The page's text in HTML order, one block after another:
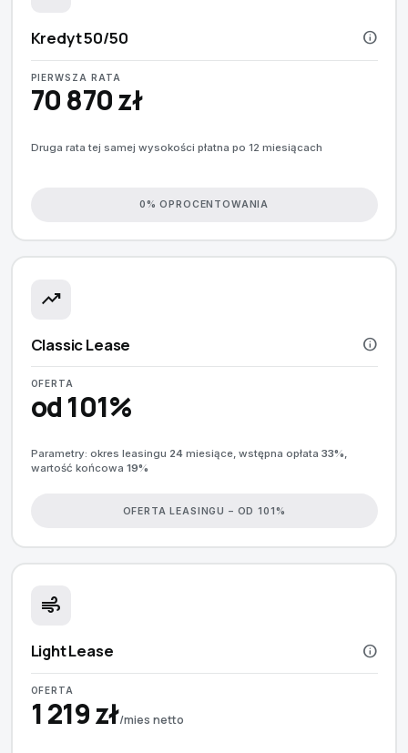
Kredyt 50/50 info
PIERWSZA RATA
70 870 zł
Druga rata tej samej wysokości płatna po 12 miesiącach
0% OPROCENTOWANIA
trending_up
Classic Lease info
OFERTA
od 101%
Parametry: okres leasingu 24miesiące, wstępna opłata 33%,
wartość końcowa 19%
OFERTA LEASINGU – OD 101%
air
Light Lease info
OFERTA
1 219 zł/mies netto